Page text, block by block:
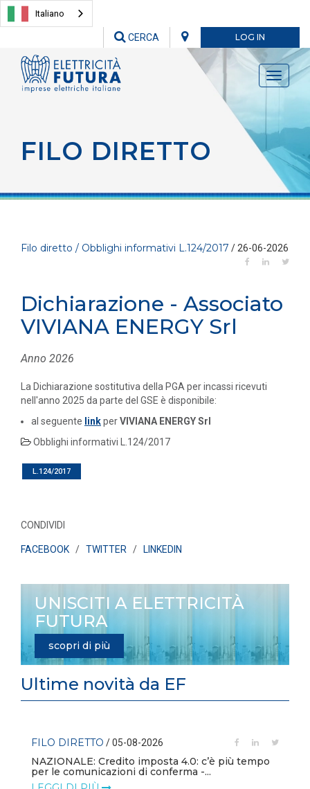
Italiano
LOG IN
CERCA
Toggle
FILO DIRETTO
Filo diretto / Obblighi informativi L.124/2017 / 26-06-2026
Dichiarazione - Associato
VIVIANA ENERGY Srl
Anno 2026
La Dichiarazione sostitutiva della PGA per incassi ricevuti
nell'anno 2025 da parte del GSE è disponibile:
al seguente linkperVIVIANA ENERGY Srl
Obblighi informativi L.124/2017
L.124/2017
CONDIVIDI
FACEBOOK / TWITTER / LINKEDIN
UNISCITI A ELETTRICITÀ
FUTURA
scopri di più
Ultime novità da EF
FILO DIRETTO / 05-08-2026
NAZIONALE: Credito imposta 4.0: c’è più tempo
per le comunicazioni di conferma -...